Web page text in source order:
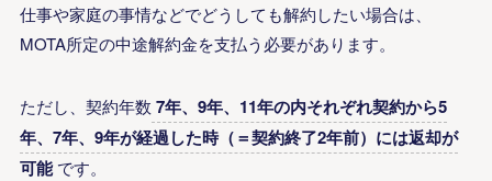
仕事や家庭の事情などでどうしても解約したい場合は、
MOTA所定の中途解約金を支払う必要があります。
ただし、契約年数 7年、9年、11年の内それぞれ契約から5
年、7年、9年が経過した時（＝契約終了2年前）には返却が
可能 です。